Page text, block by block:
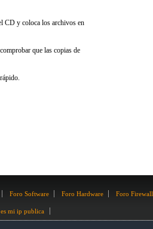
CD y coloca los archivos en
que las copias de
Foro Software Foro Hardware Foro
mi ip publica